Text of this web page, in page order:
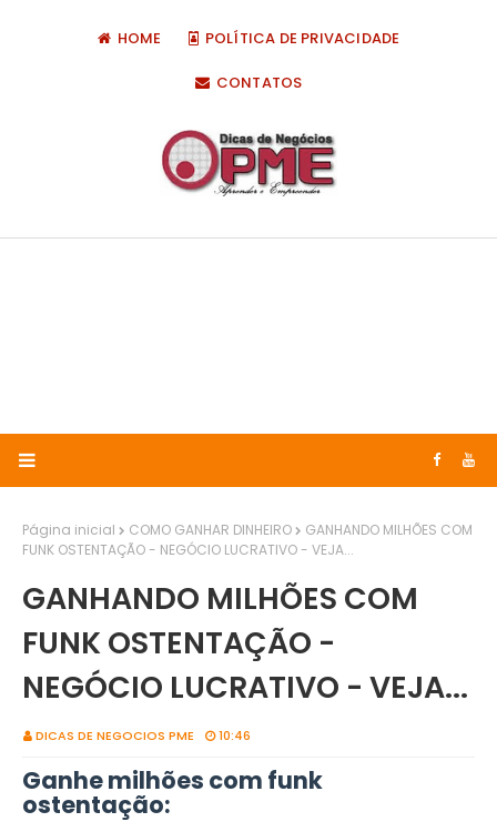
HOME POLÍTICA DE PRIVACIDADE
CONTATOS
Página inicial COMO GANHAR DINHEIRO
GANHANDO MILHÕES COM
FUNK OSTENTAÇÃO - NEGÓCIO LUCRATIVO - VEJA...
GANHANDO MILHÕES COM
FUNK OSTENTAÇÃO -
NEGÓCIO LUCRATIVO - VEJA...
DICAS DE NEGOCIOS PME 10:46
Ganhe milhões com funk
ostentação: